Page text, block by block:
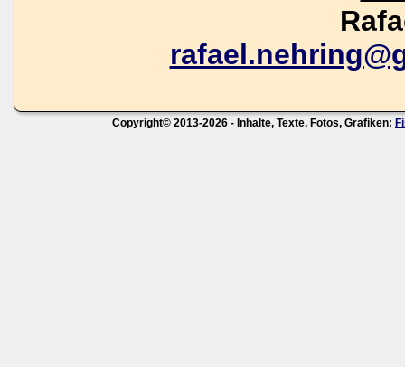
Copyright© 2013-2026 - Inhalte, Texte, Fotos, Grafiken: